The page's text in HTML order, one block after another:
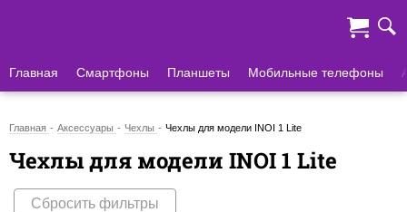
Главная Смартфоны Планшеты Мобильные телефоны
Главная Аксессуары Чехлы Чехлы для модели INOI 1 Lite
Чехлы для модели INOI 1 Lite
Сбросить фильтры